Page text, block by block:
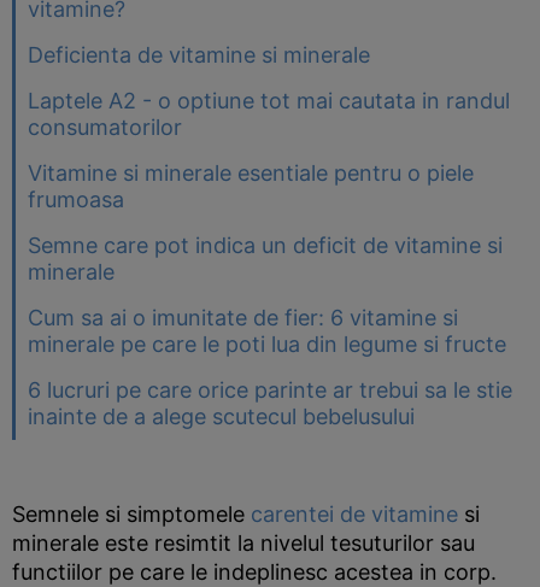
vitamine?
Deficienta de vitamine si minerale
Laptele A2 - o optiune tot mai cautata in randul
consumatorilor
Vitamine si minerale esentiale pentru o piele
frumoasa
Semne care pot indica un deficit de vitamine si
minerale
Cum sa ai o imunitate de fier: 6 vitamine si
minerale pe care le poti lua din legume si fructe
6 lucruri pe care orice parinte ar trebui sa le stie
inainte de a alege scutecul bebelusului
Semnele si simptomele carentei de vitamine si
minerale este resimtit la nivelul tesuturilor sau
functiilor pe care le indeplinesc acestea in corp.